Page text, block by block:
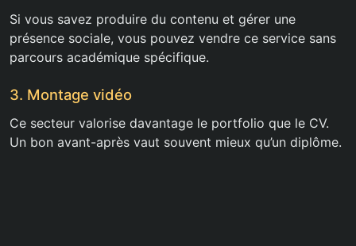
Si vous savez produire du contenu et gérer une
présence sociale, vous pouvez vendre ce service sans
parcours académique spécifique.
3. Montage vidéo
Ce secteur valorise davantage le portfolio que le CV.
Un bon avant-après vaut souvent mieux qu’un diplôme.